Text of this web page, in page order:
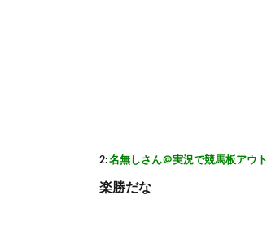
2:名無しさん＠実況で競馬板アウト
楽勝だな